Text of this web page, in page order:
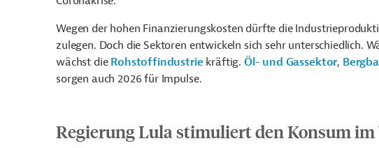
Wegen der hohen Finanzierungskosten dürfte die
zulegen. Doch die Sektoren entwickeln sich sehr unterschiedlich.
wächst die Rohstoffindustrie kräftig. Öl- und Gassektor,
sorgen auch 2026 für Impulse.
Regierung Lula stimuliert den Konsum